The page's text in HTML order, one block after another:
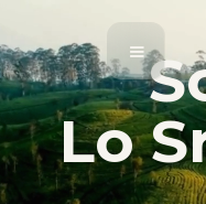
Lo